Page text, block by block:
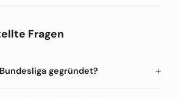
Fragen
gegründet?